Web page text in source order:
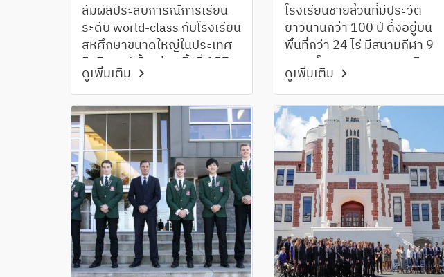
สัมผัสประสบการณ์การเรียน
ระดับ world-class กับโรงเรียน
สหศึกษาขนาดใหญ่ในประเทศ
นิวซีแลนด์ตั้งอยู่บนพื้นที่ 157
ไร่ มีจำนวนนักเรียน 3,200 คน
ตั้งอยู่ในเขต North Shore ที่มี
การจัดอันดับให้มีความน่าอยู่
สูงสุด มีสิ่งอำนวยความสะดวก
และวิชาเรียนให้เลือกกว่า 60
สาขา พร้อมสนามกีฬา 5 สนาม
โรงยิม 3 แห่งนักเรียนสามารถ
เลือกเล่นกีฬาหลากหลายได้กว่า
30 ประเภทและสามารถเลือก
เรียนได้ทั้งระบบ NCEA หรือ
ระบบ International
Baccalaureate ( IB ) นักเรียน
ดูเพิ่มเติม
โรงเรียนชายล้วนที่มีประวัติ
ยาวนานกว่า 100 ปี ตั้งอยู่บน
พื้นที่กว่า 24 ไร่ มีสนามกีฬา 9
สนาม โรงละคร สนามเทนนิส
สระว่ายน้ำและโรงยิมที่สามารถ
รองรับคนได้ถึง 1,500 คน
นักเรียน Sacred Heart
College จะเริ่มเรียนวิชาตาม
ความถนัดของตัวเองใน Year 9
และ Year 10 นักเรียนจะเรียน
วิชาหลักและวิชาเลือกตามความ
ชอบอีก 3 วิชาโดยจะเลือกได้
จาก Art, ICT, Technology
(Materials, Food, Design)
Commerce, Languages (te
Reo Māori, Spanish,
ดูเพิ่มเติม